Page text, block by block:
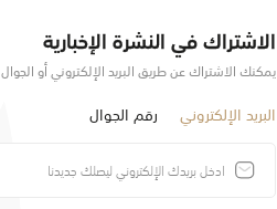
الاشتراك في النشرة الإخبارية
يمكنك الاشتراك عن طريق البريد الإلكتروني أو الجوال
البريد الإلكتروني رقم الجوال